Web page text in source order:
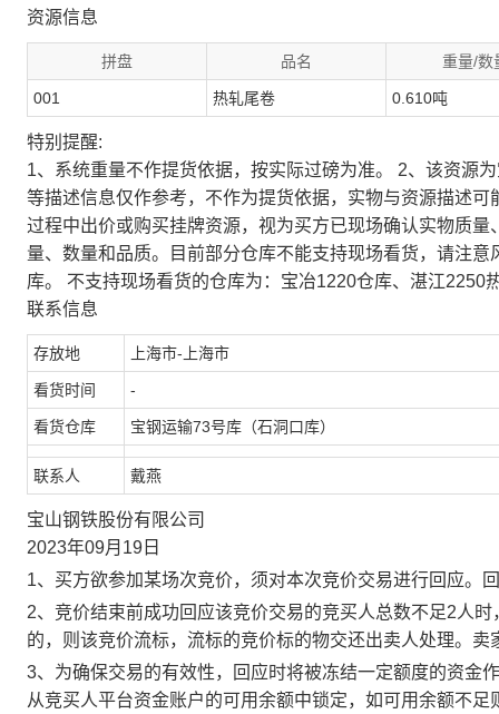
资源信息
拼盘 品名 重量/数
001 热轧尾卷 0.610吨
特别提醒:
1、系统重量不作提货依据，按实际过磅为准。 2、该资源
等描述信息仅作参考，不作为提货依据，实物与资源描述
过程中出价或购买挂牌资源，视为买方已现场确认实物质
量、数量和品质。目前部分仓库不能支持现场看货，请注
库。 不支持现场看货的仓库为：宝冶1220仓库、湛江2250
联系信息
存放地 上海市-上海市
看货时间 -
看货仓库 宝钢运输73号库（石洞口库）
联系人 戴燕
宝山钢铁股份有限公司
2023年09月19日
1、买方欲参加某场次竞价，须对本次竞价交易进行回应。
2、竞价结束前成功回应该竞价交易的竞买人总数不足2人
的，则该竞价流标，流标的竞价标的物交还出卖人处理。
3、为确保交易的有效性，回应时将被冻结一定额度的资金
从竞买人平台资金账户的可用余额中锁定，如可用余额不足